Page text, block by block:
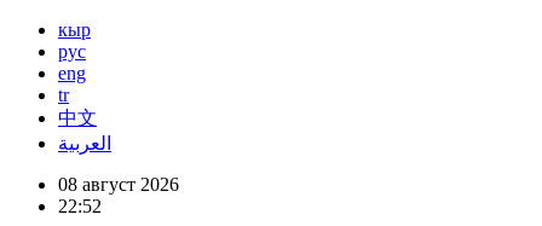
кыр
рус
eng
tr
中文
العربية
08 август 2026
22:52